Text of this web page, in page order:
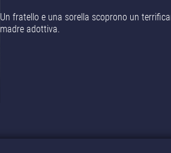
Un fratello e una sorella scoprono un
madre adottiva.